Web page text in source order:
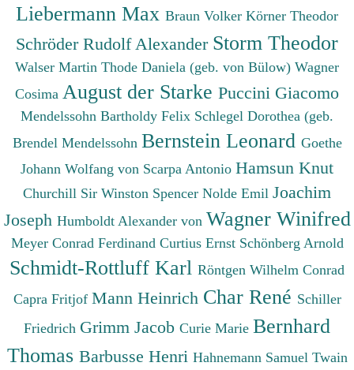
Liebermann Max Braun Volker Körner Theodor
Schröder Rudolf Alexander Storm Theodor
Walser Martin Thode Daniela (geb. von Bülow) Wagner
Cosima August der Starke Puccini Giacomo
Mendelssohn Bartholdy Felix Schlegel Dorothea (geb.
Brendel Mendelssohn Bernstein Leonard Goethe
Johann Wolfang von Scarpa Antonio Hamsun Knut
Churchill Sir Winston Spencer Nolde Emil Joachim
Joseph Humboldt Alexander von Wagner Winifred
Meyer Conrad Ferdinand Curtius Ernst Schönberg Arnold
Schmidt-Rottluff Karl Röntgen Wilhelm Conrad
Capra Fritjof Mann Heinrich Char René Schiller
Friedrich Grimm Jacob Curie Marie Bernhard
Thomas Barbusse Henri Hahnemann Samuel Twain